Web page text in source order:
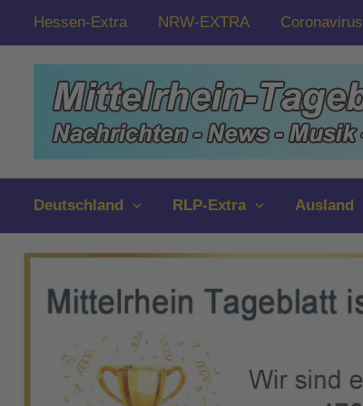
Zum
springen
Hessen-Extra NRW-EXTRA Coronavirus
Deutschland RLP-Extra Ausland